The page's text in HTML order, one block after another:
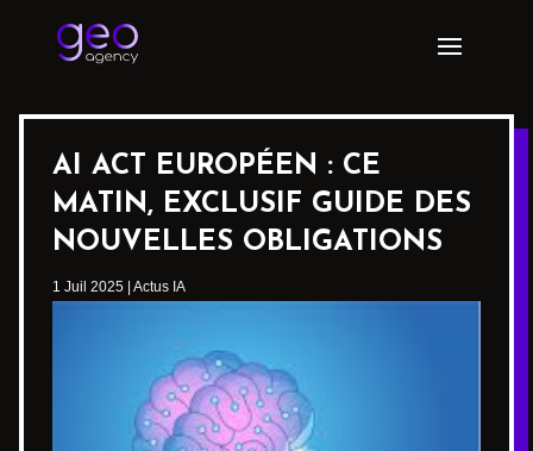
AI ACT EUROPÉEN : CE
MATIN, EXCLUSIF GUIDE DES
NOUVELLES OBLIGATIONS
1 Juil 2025 Actus IA